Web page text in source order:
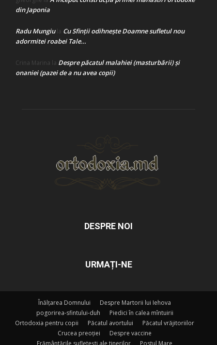
din Japonia
Radu Mungiula Cu Sfinții odihnește Doamne sufletul nou
adormitei roabei Tale…
Crina Marina la Despre păcatul malahiei (masturbării) şi
onaniei (pazei de a nu avea copii)
DESPRE NOI
URMAȚI-NE
Înălțarea Domnului
Despre Martorii lui Iehova
pogorirea-sfintului-duh
Piedici în calea mîntuirii
Ortodoxia pentru copii
Păcatul avortului
Păcatul vrăjitoriilor
Crucea preoției
Despre vaccine